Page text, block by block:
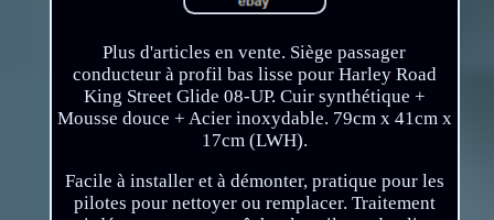
Plus d'articles en vente. Siège passager
conducteur à profil bas lisse pour Harley Road
King Street Glide 08-UP. Cuir synthétique +
Mousse douce + Acier inoxydable. 79cm x 41cm x
17cm (LWH).
Facile à installer et à démonter, pratique pour les
pilotes pour nettoyer ou remplacer. Traitement